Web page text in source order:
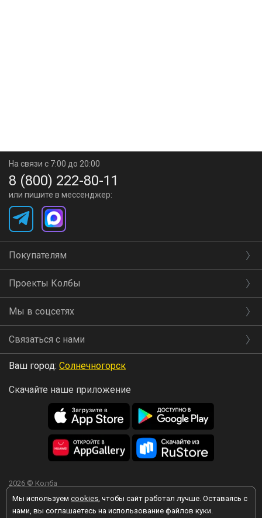
Мы используем cookies, чтобы сайт работал лучше. Оставаясь с
нами, вы соглашаетесь на использование файлов куки.
На связи с 7:00 до 20:00
8 (800) 222-80-11
или пишите в мессенджер:
Покупателям
Проекты Колбы
Мы в соцсетях
Связаться с нами
Ваш город: Солнечногорск
Скачайте наше приложение
2026 © Колба